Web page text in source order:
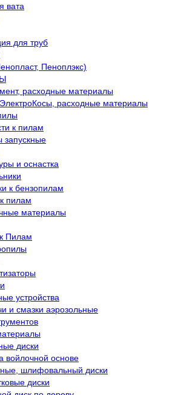
вата
для труб
Пеноплэкс)
расходные материалы
расходные материалы
к пилам
запускные
и оснастка
к бензопилам
пилам
материалы
Пилам
устройства
и смазки аэрозольные
диски
войлочной основе
шлифовальный диски
диски